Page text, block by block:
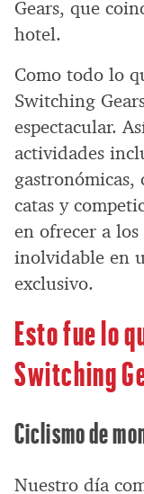
Gears, que
hotel.
Como todo lo
Switching
espectacular.
actividades
gastronómicas,
catas y
en ofrecer a
inolvidable en
exclusivo.
Esto fue lo
Switching
Ciclismo de
Nuestro día